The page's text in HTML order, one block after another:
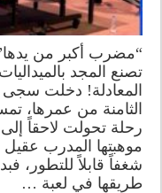
“مضرب أكبر من
المعادلة! دخلت
الثامنة من عمرها،
رحلة تحولت لاحقاً
موهبتها المدرب عقيل
شغفاً قابلاً للتطور،
طريقها في لعبة …